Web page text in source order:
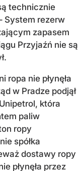
technicznie
System rezerw
zapasem
Przyjaźń nie są
ropa nie płynęła
w Pradze podjął
która
paliw
ropy
spółka
dostawy ropy
płynęła przez